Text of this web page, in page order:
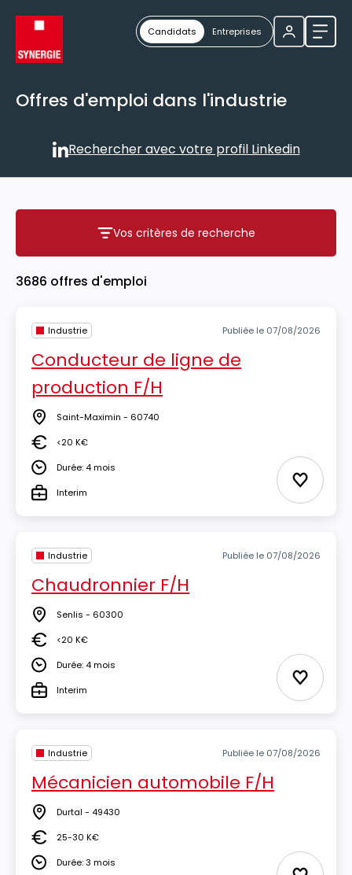
Candidats Entreprises
Offres d'emploi dans l'industrie
Rechercher avec votre
Rechercher avec votre profil Linkedin
Vos critères de recherche
Vos critères de recherche
3686 offres d'emploi
Industrie Publiée le 07/08/2026
Conducteur de ligne de
production F/H
Lieu Saint-Maximin - 60740
Salaire<20 K€
DuréeDurée: 4 mois
TypeInterim Ajouter
Industrie Publiée le 07/08/2026
Chaudronnier F/H
Lieu Senlis - 60300
Salaire<20 K€
DuréeDurée: 4 mois
TypeInterim Ajouter
Industrie Publiée le 07/08/2026
Mécanicien automobile F/H
Lieu Durtal - 49430
Salaire25-30 K€
DuréeDurée: 3 mois